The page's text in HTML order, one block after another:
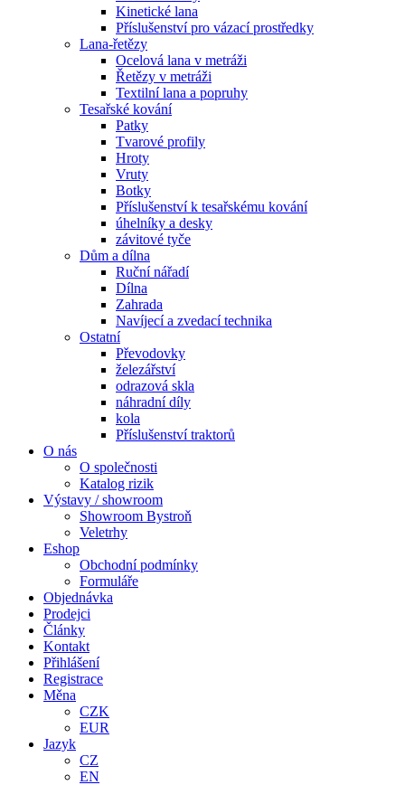
Kinetické lana
Příslušenství pro vázací prostředky
Lana-řetězy
Ocelová lana v metráži
Řetězy v metráži
Textilní lana a popruhy
Tesařské kování
Patky
Tvarové profily
Hroty
Vruty
Botky
Příslušenství k tesařskému kování
úhelníky a desky
závitové tyče
Dům a dílna
Ruční nářadí
Dílna
Zahrada
Navíjecí a zvedací technika
Ostatní
Převodovky
železářství
odrazová skla
náhradní díly
kola
Příslušenství traktorů
O nás
O společnosti
Katalog rizik
Výstavy / showroom
Showroom Bystroň
Veletrhy
Eshop
Obchodní podmínky
Formuláře
Objednávka
Prodejci
Články
Kontakt
Přihlášení
Registrace
Měna
CZK
EUR
Jazyk
CZ
EN